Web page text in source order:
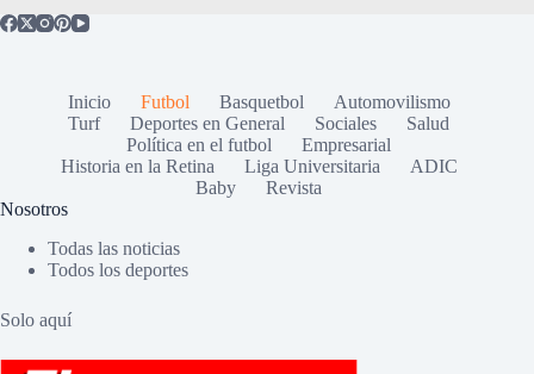
Inicio Futbol Basquetbol
Automovilismo
Turf
Deportes en General Sociales
Salud
Política en el futbol
Empresarial
Historia en la Retina
Liga Universitaria
ADIC
Baby
Revista
Nosotros
Todas las noticias
Todos los deportes
Solo aquí